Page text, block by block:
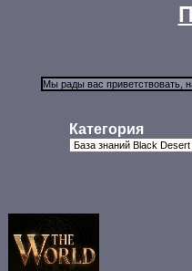
Категория